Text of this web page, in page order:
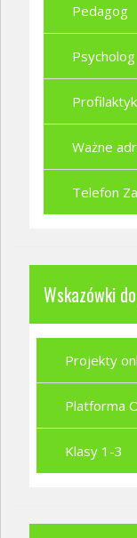
Pedagog
Psycholog
Ważne
Telefon
Wskazówki
Projekty
Platforma
Klasy 1-3